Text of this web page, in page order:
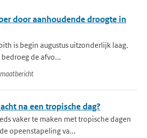
door aanhoudende droogte in
is begin augustus uitzonderlijk laag.
de afvo...
na een tropische dag?
vaker te maken met tropische dagen
opeenstapeling va...